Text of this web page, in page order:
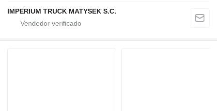
IMPERIUM TRUCK MATYSEK S.C.